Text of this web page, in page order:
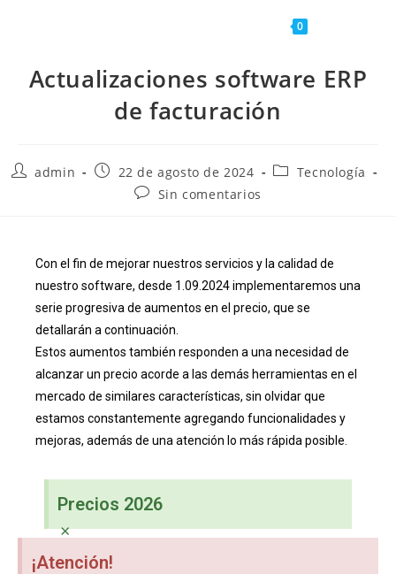
0
Actualizaciones software ERP
de facturación
admin 22 de agosto de 2024
Tecnología
Sin comentarios
Con el fin de mejorar nuestros servicios y la calidad de
nuestro software, desde 1.09.2024 implementaremos una
serie progresiva de aumentos en el precio, que se
detallarán a continuación.
Estos aumentos también responden a una necesidad de
alcanzar un precio acorde a las demás herramientas en el
mercado de similares características, sin olvidar que
estamos constantemente agregando funcionalidades y
mejoras, además de una atención lo más rápida posible.
Precios 2026
×
¡Atención!